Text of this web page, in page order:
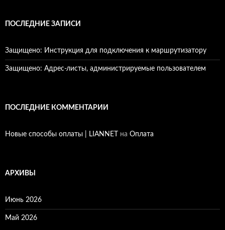
тПОСЛЕДНИЕ ЗАПИСИ
Защищено: Инструкция для подключения к маршрутизатору
Защищено: Адрес-листы, администрируемые пользователем
ПОСЛЕДНИЕ КОММЕНТАРИИ
Новые способы оплаты | LIANNET на Оплата
АРХИВЫ
Июнь 2026
Май 2026